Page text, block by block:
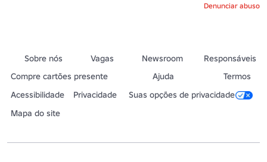
Denunciar abuso
Sobre nós Vagas Newsroom
Responsáveis
Compre cartões presente
Ajuda
Termos
Acessibilidade
Privacidade
Suas opções de privacidade
Mapa do site